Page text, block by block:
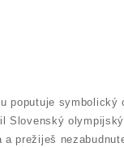
poputuje symbolický
Slovenský
prežiješ